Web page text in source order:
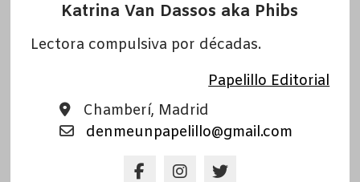
Katrina Van Dassos aka Phibs
Lectora compulsiva por décadas.
Papelillo Editorial
Chamberí, Madrid
denmeunpapelillo@gmail.com